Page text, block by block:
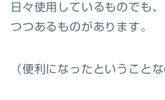
日々使用しているものでも
つつあるものがあります。
（便利になったということ